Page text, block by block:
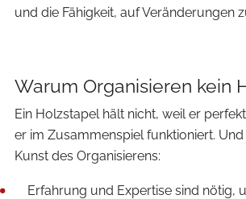
und die Fähigkeit, auf Veränderungen
Warum Organisieren kein
Ein Holzstapel hält nicht, weil er
er im Zusammenspiel funktioniert.
Kunst des Organisierens:
Erfahrung und Expertise sind nötig,